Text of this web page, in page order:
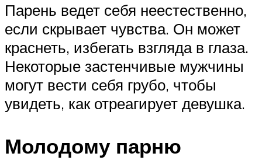
Парень ведет себя неестественно,
если скрывает чувства. Он может
краснеть, избегать взгляда в глаза.
Некоторые застенчивые мужчины
могут вести себя грубо, чтобы
увидеть, как отреагирует девушка.
Молодому парню